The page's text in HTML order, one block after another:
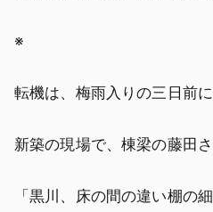
※
転機は、梅雨入りの三日前に
新築の現場で、棟梁の藤田
「黒川、床の間の違い棚の